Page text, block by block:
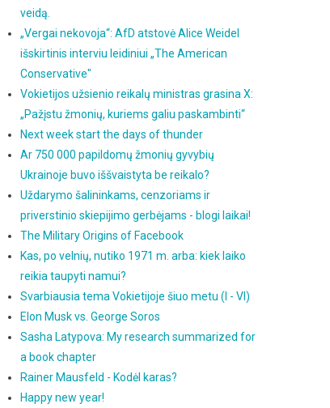
veidą.
„Vergai nekovoja“: AfD atstovė Alice Weidel
išskirtinis interviu leidiniui „The American
Conservative"
Vokietijos užsienio reikalų ministras grasina X:
„Pažįstu žmonių, kuriems galiu paskambinti“
Next week start the days of thunder
Ar 750 000 papildomų žmonių gyvybių
Ukrainoje buvo iššvaistyta be reikalo?
Uždarymo šalininkams, cenzoriams ir
priverstinio skiepijimo gerbėjams - blogi laikai!
The Military Origins of Facebook
Kas, po velnių, nutiko 1971 m. arba: kiek laiko
reikia taupyti namui?
Svarbiausia tema Vokietijoje šiuo metu (I - VI)
Elon Musk vs. George Soros
Sasha Latypova: My research summarized for
a book chapter
Rainer Mausfeld - Kodėl karas?
Happy new year!